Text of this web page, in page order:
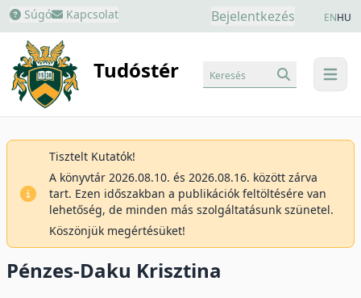
Súgó Kapcsolat Bejelentkezés ENHU
Tudóstér menu
Keresés
Tisztelt Kutatók!
A könyvtár 2026.08.10. és 2026.08.16. között zárva
tart. Ezen időszakban a publikációk feltöltésére van
lehetőség, de minden más szolgáltatásunk szünetel.
Köszönjük megértésüket!
Pénzes-Daku Krisztina